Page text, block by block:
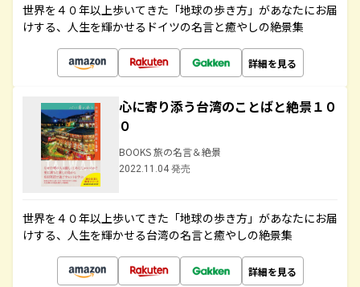
世界を４０年以上歩いてきた「地球の歩き方」があなたにお届
けする、人生を輝かせるドイツの名言と癒やしの絶景集
詳細を見る
心に寄り添う台湾のことばと絶景１０
０
BOOKS 旅の名言＆絶景
2022.11.04 発売
世界を４０年以上歩いてきた「地球の歩き方」があなたにお届
けする、人生を輝かせる台湾の名言と癒やしの絶景集
詳細を見る